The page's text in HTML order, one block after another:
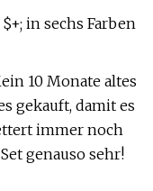
in sechs Farben
10 Monate altes
gekauft, damit es
immer noch
genauso sehr!